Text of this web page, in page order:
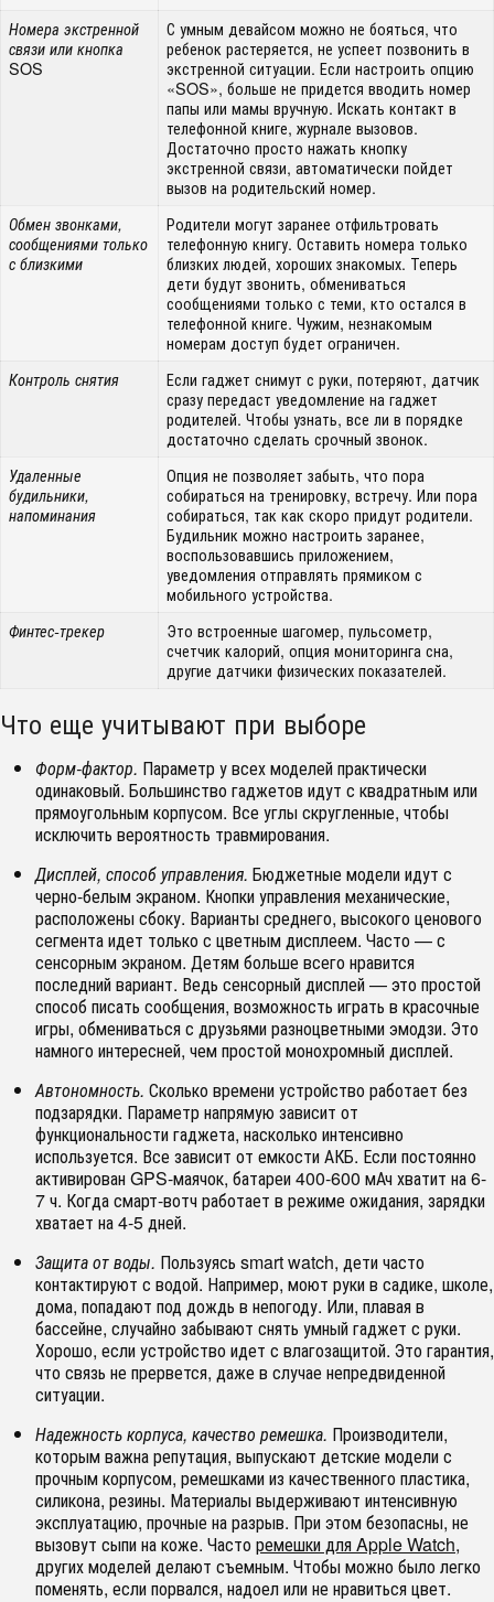
Номера экстренной
связи или кнопка
SOS
С умным девайсом можно не бояться, что
ребенок растеряется, не успеет позвонить в
экстренной ситуации. Если настроить опцию
«SOS», больше не придется вводить номер
папы или мамы вручную. Искать контакт в
телефонной книге, журнале вызовов.
Достаточно просто нажать кнопку
экстренной связи, автоматически пойдет
вызов на родительский номер.
Обмен звонками,
сообщениями только
с близкими
Родители могут заранее отфильтровать
телефонную книгу. Оставить номера только
близких людей, хороших знакомых. Теперь
дети будут звонить, обмениваться
сообщениями только с теми, кто остался в
телефонной книге. Чужим, незнакомым
номерам доступ будет ограничен.
Контроль снятия
Если гаджет снимут с руки, потеряют, датчик
сразу передаст уведомление на гаджет
родителей. Чтобы узнать, все ли в порядке
достаточно сделать срочный звонок.
Удаленные
будильники,
напоминания
Опция не позволяет забыть, что пора
собираться на тренировку, встречу. Или пора
собираться, так как скоро придут родители.
Будильник можно настроить заранее,
воспользовавшись приложением,
уведомления отправлять прямиком с
мобильного устройства.
Финтес-трекер
Это встроенные шагомер, пульсометр,
счетчик калорий, опция мониторинга сна,
другие датчики физических показателей.
Что еще учитывают при выборе
Форм-фактор. Параметр у всех моделей практически
одинаковый. Большинство гаджетов идут с квадратным или
прямоугольным корпусом. Все углы скругленные, чтобы
исключить вероятность травмирования.
Дисплей, способ управления. Бюджетные модели идут с
черно-белым экраном. Кнопки управления механические,
расположены сбоку. Варианты среднего, высокого ценового
сегмента идет только с цветным дисплеем. Часто — с
сенсорным экраном. Детям больше всего нравится
последний вариант. Ведь сенсорный дисплей — это простой
способ писать сообщения, возможность играть в красочные
игры, обмениваться с друзьями разноцветными эмодзи. Это
намного интересней, чем простой монохромный дисплей.
Автономность. Сколько времени устройство работает без
подзарядки. Параметр напрямую зависит от
функциональности гаджета, насколько интенсивно
используется. Все зависит от емкости АКБ. Если постоянно
активирован GPS-маячок, батареи 400-600 мАч хватит на 6-
7 ч. Когда смарт-вотч работает в режиме ожидания, зарядки
хватает на 4-5 дней.
Защита от воды. Пользуясь smart watch, дети часто
контактируют с водой. Например, моют руки в садике, школе,
дома, попадают под дождь в непогоду. Или, плавая в
бассейне, случайно забывают снять умный гаджет с руки.
Хорошо, если устройство идет с влагозащитой. Это гарантия,
что связь не прервется, даже в случае непредвиденной
ситуации.
Надежность корпуса, качество ремешка. Производители,
которым важна репутация, выпускают детские модели с
прочным корпусом, ремешками из качественного пластика,
силикона, резины. Материалы выдерживают интенсивную
эксплуатацию, прочные на разрыв. При этом безопасны, не
вызовут сыпи на коже. Часторемешки для Apple Watch,
других моделей делают съемным. Чтобы можно было легко
поменять, если порвался, надоел или не нравиться цвет.